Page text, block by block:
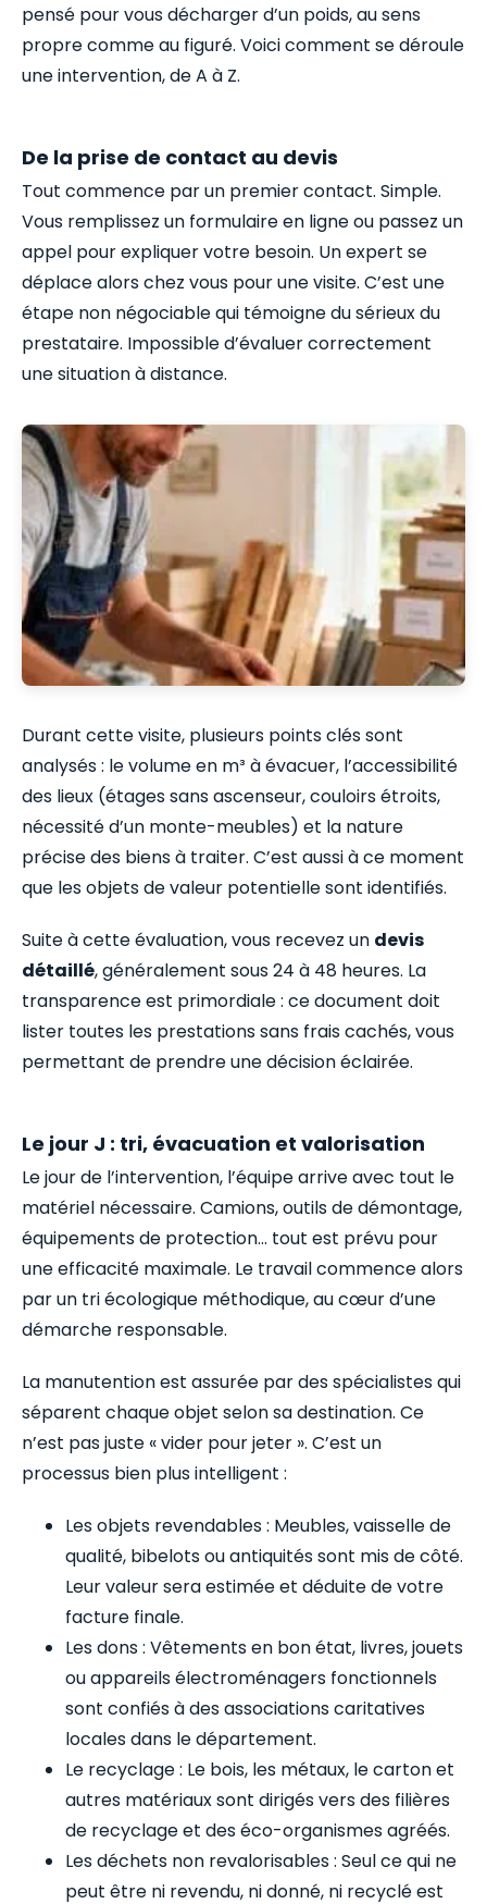
pensé pour vous décharger d’un poids, au sens
propre comme au figuré. Voici comment se déroule
une intervention, de A à Z.
De la prise de contact au devis
Tout commence par un premier contact. Simple.
Vous remplissez un formulaire en ligne ou passez un
appel pour expliquer votre besoin. Un expert se
déplace alors chez vous pour une visite. C’est une
étape non négociable qui témoigne du sérieux du
prestataire. Impossible d’évaluer correctement
une situation à distance.
Durant cette visite, plusieurs points clés sont
analysés : le volume en m³ à évacuer, l’accessibilité
des lieux (étages sans ascenseur, couloirs étroits,
nécessité d’un monte-meubles) et la nature
précise des biens à traiter. C’est aussi à ce moment
que les objets de valeur potentielle sont identifiés.
Suite à cette évaluation, vous recevez un devis
détaillé, généralement sous 24 à 48 heures. La
transparence est primordiale : ce document doit
lister toutes les prestations sans frais cachés, vous
permettant de prendre une décision éclairée.
Le jour J : tri, évacuation et valorisation
Le jour de l’intervention, l’équipe arrive avec tout le
matériel nécessaire. Camions, outils de démontage,
équipements de protection… tout est prévu pour
une efficacité maximale. Le travail commence alors
par un tri écologique méthodique, au cœur d’une
démarche responsable.
La manutention est assurée par des spécialistes qui
séparent chaque objet selon sa destination. Ce
n’est pas juste « vider pour jeter ». C’est un
processus bien plus intelligent :
Les objets revendables : Meubles, vaisselle de
qualité, bibelots ou antiquités sont mis de côté.
Leur valeur sera estimée et déduite de votre
facture finale.
Les dons : Vêtements en bon état, livres, jouets
ou appareils électroménagers fonctionnels
sont confiés à des associations caritatives
locales dans le département.
Le recyclage : Le bois, les métaux, le carton et
autres matériaux sont dirigés vers des filières
de recyclage et des éco-organismes agréés.
Les déchets non revalorisables : Seul ce qui ne
peut être ni revendu, ni donné, ni recyclé est